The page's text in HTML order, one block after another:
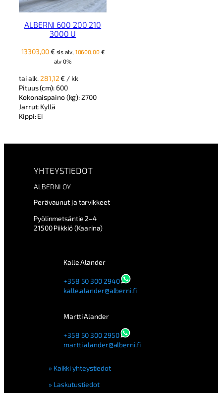
ALBERNI 600 200 210
3000 U
13303,00€ sis alv, 10600,00 €
alv 0%
tai alk. 281,12€ / kk
Pituus (cm): 600
Kokonaispaino (kg): 2700
Jarrut: Kyllä
Kippi:Ei
YHTEYSTIEDOT
ALBERNI OY
Perävaunut ja tarvikkeet
Pyölinmetsäntie 2–4
21500 Piikkiö (Kaarina)
Kalle Alander
+358 50 300 2940
kalle.alander@alberni.fi
Martti Alander
+358 50 300 2950
martti.alander@alberni.fi
Kaikki yhteystiedot
Laskutustiedot